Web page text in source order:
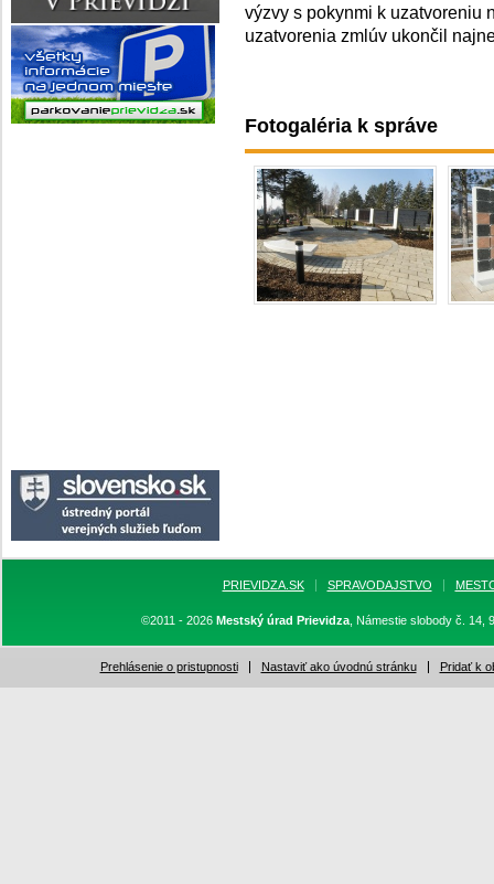
výzvy s pokynmi k uzatvoreniu
uzatvorenia zmlúv ukončil
Fotogaléria k správe
PRIEVIDZA.SK SPRAVODAJSTVO
©2011 - 2026 Mestský úrad Prievidza, Námestie slobody č. 14,
Prehlásenie o pristupnosti Nastaviť ako úvodnú stránku Pridať k